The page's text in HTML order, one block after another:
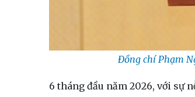
Đồng chí Phạm
6 tháng đầu năm 2026, với sự